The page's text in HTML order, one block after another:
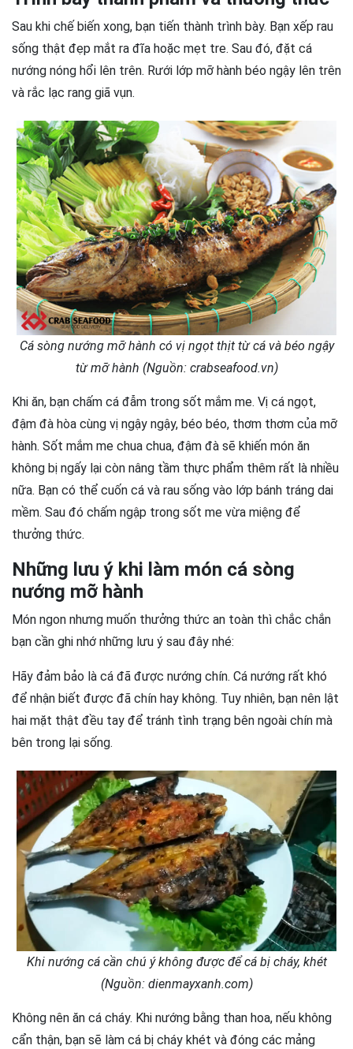
Sau khi chế biến xong, bạn tiến thành trình bày. Bạn xếp rau
sống thật đẹp mắt ra đĩa hoặc mẹt tre. Sau đó, đặt cá
nướng nóng hổi lên trên. Rưới lớp mỡ hành béo ngậy lên trên
và rắc lạc rang giã vụn.
Cá sòng nướng mỡ hành có vị ngọt thịt từ cá và béo ngậy
từ mỡ hành (Nguồn: crabseafood.vn)
Khi ăn, bạn chấm cá đẫm trong sốt mắm me. Vị cá ngọt,
đậm đà hòa cùng vị ngậy ngậy, béo béo, thơm thơm của mỡ
hành. Sốt mắm me chua chua, đậm đà sẽ khiến món ăn
không bị ngấy lại còn nâng tầm thực phẩm thêm rất là nhiều
nữa. Bạn có thể cuốn cá và rau sống vào lớp bánh tráng dai
mềm. Sau đó chấm ngập trong sốt me vừa miệng để
thưởng thức.
Những lưu ý khi làm món cá sòng
nướng mỡ hành
Món ngon nhưng muốn thưởng thức an toàn thì chắc chắn
bạn cần ghi nhớ những lưu ý sau đây nhé:
Hãy đảm bảo là cá đã được nướng chín. Cá nướng rất khó
để nhận biết được đã chín hay không. Tuy nhiên, bạn nên lật
hai mặt thật đều tay để tránh tình trạng bên ngoài chín mà
bên trong lại sống.
Khi nướng cá cần chú ý không được để cá bị cháy, khét
(Nguồn: dienmayxanh.com)
Không nên ăn cá cháy. Khi nướng bằng than hoa, nếu không
cẩn thận, bạn sẽ làm cá bị cháy khét và đóng các mảng